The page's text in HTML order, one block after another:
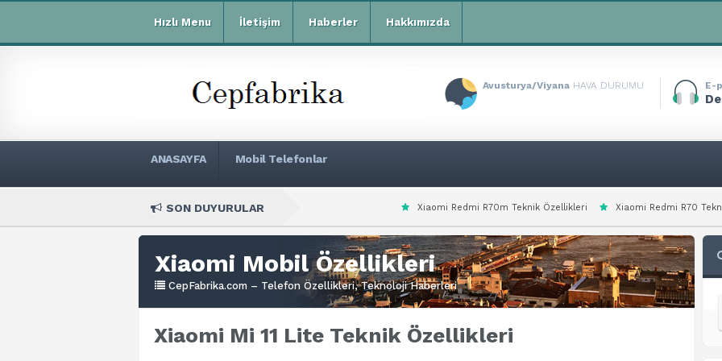
Hızlı Menu İletişim Haberler Hakkımızda
Avusturya/Viyana HAVA DURUMU E-
ANASAYFA Mobil Telefonlar
SON DUYURULAR Xiaomi Redmi R70m Teknik Özellikleri Xiaomi Redmi R70 Teknik Özellikleri
Xiaomi Mobil Özellikleri
CepFabrika.com – Telefon Özellikleri, Teknoloji Haberleri
Xiaomi Mi 11 Lite Teknik Özellikleri